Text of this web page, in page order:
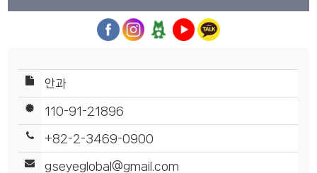
안과
110-91-21896
+82-2-3469-0900
gseyeglobal@gmail.com